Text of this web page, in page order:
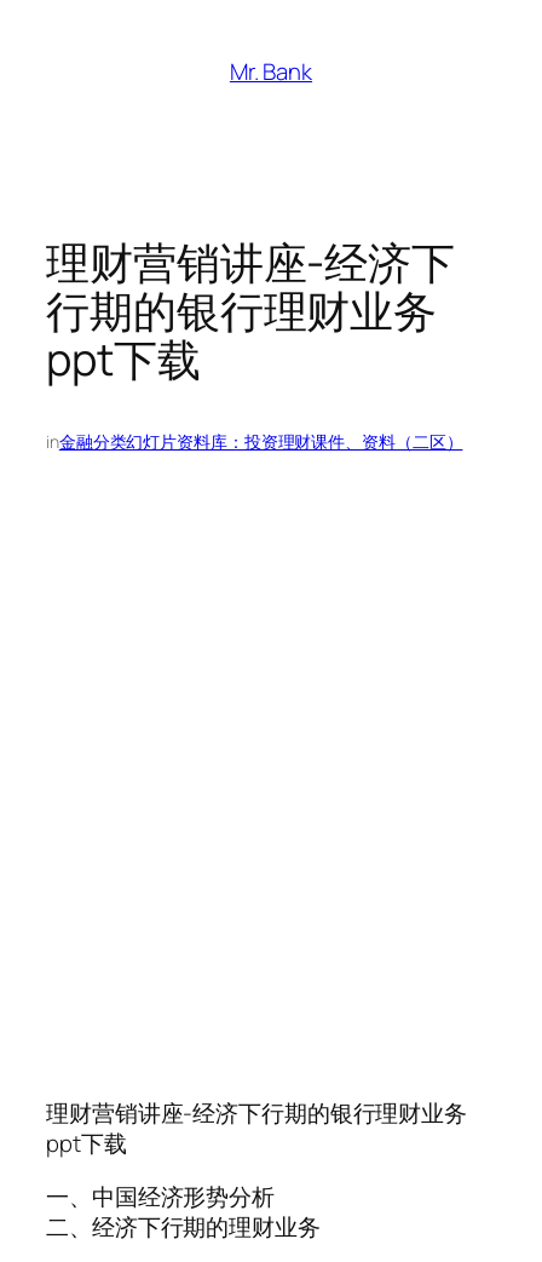
Mr. Bank
理财营销讲座-经济下
行期的银行理财业务
ppt下载
in金融分类幻灯片资料库：投资理财课件、资料（二区）
理财营销讲座-经济下行期的银行理财业务
ppt下载
一、中国经济形势分析
二、经济下行期的理财业务